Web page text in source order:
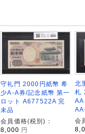
守礼門 2000円紙幣 希
少A-A券/記念紙幣 第一
ロット A677522A 完
未品
会員価格(税別)：
8,000 円
北
札
AA
会